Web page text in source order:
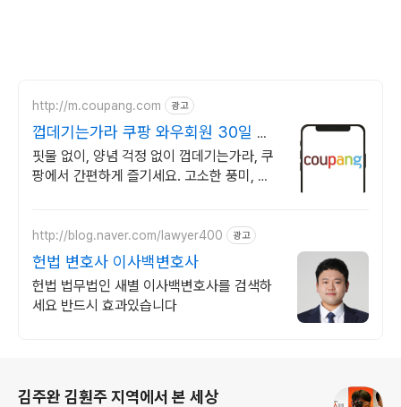
http://m.coupang.com 광고
껍데기는가라 쿠팡 와우회원 30일 무
료반품
핏물 없이, 양념 걱정 없이 껍데기는가라, 쿠
팡에서 간편하게 즐기세요. 고소한 풍미, 깊
http://blog.naver.com/lawyer400 광고
헌법 변호사 이사백변호사
헌법 법무법인 새별 이사백변호사를 검색하
세요 반드시 효과있습니다
김주완 김훤주 지역에서 본 세상